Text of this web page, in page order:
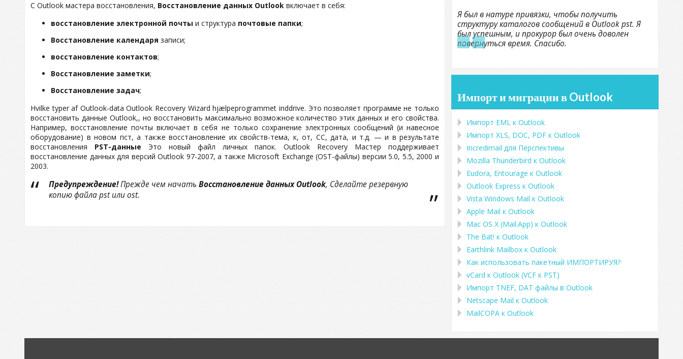
С Outlook мастера восстановления, Восстановление данных Outlook включает в себя:
восстановление электронной почты и структура почтовые папки;
Восстановление календаря записи;
восстановление контактов;
Восстановление заметки;
Восстановление задач;
Hvilke typer af Outlook-data Outlook Recovery Wizard hjælpeprogrammet inddrive. Это позволяет программе не только
восстановить данные Outlook,, но восстановить максимально возможное количество этих данных и его свойства.
Например, восстановление почты включает в себя не только сохранение электронных сообщений (и навесное
оборудование) в новом пст, а также восстановление их свойств-тема, к, от, CC, дата, и т.д. — и в результате
восстановления PST-данные Это новый файл личных папок. Outlook Recovery Мастер поддерживает
восстановление данных для версий Outlook 97-2007, а также Microsoft Exchange (OST-файлы) версии 5.0, 5.5, 2000 и
2003.
Предупреждение!Прежде чем начать Восстановление данных Outlook, Сделайте резервную
копию файла pst или ost.
Я был в натуре привязки, чтобы получить
структуру каталогов сообщений в Outlook pst. Я
был успешным, и прокурор был очень доволен
повернуться время. Спасибо.
← →
Импорт и миграции в Outlook
Импорт EML к Outlook
Импорт XLS, DOC, PDF к Outlook
Incredimail для Перспективы
Mozilla Thunderbird к Outlook
Eudora, Entourage к Outlook
Outlook Express к Outlook
Vista Windows Mail к Outlook
Apple Mail к Outlook
Mac OS X (Mail.App) к Outlook
The Bat! к Outlook
Earthlink Mailbox к Outlook
Как использовать пакетный ИМПОРТИРУЯ?
vCard к Outlook (VCF к PST)
Импорт TNEF, DAT файлы в Outlook
Netscape Mail к Outlook
MailCOPA к Outlook